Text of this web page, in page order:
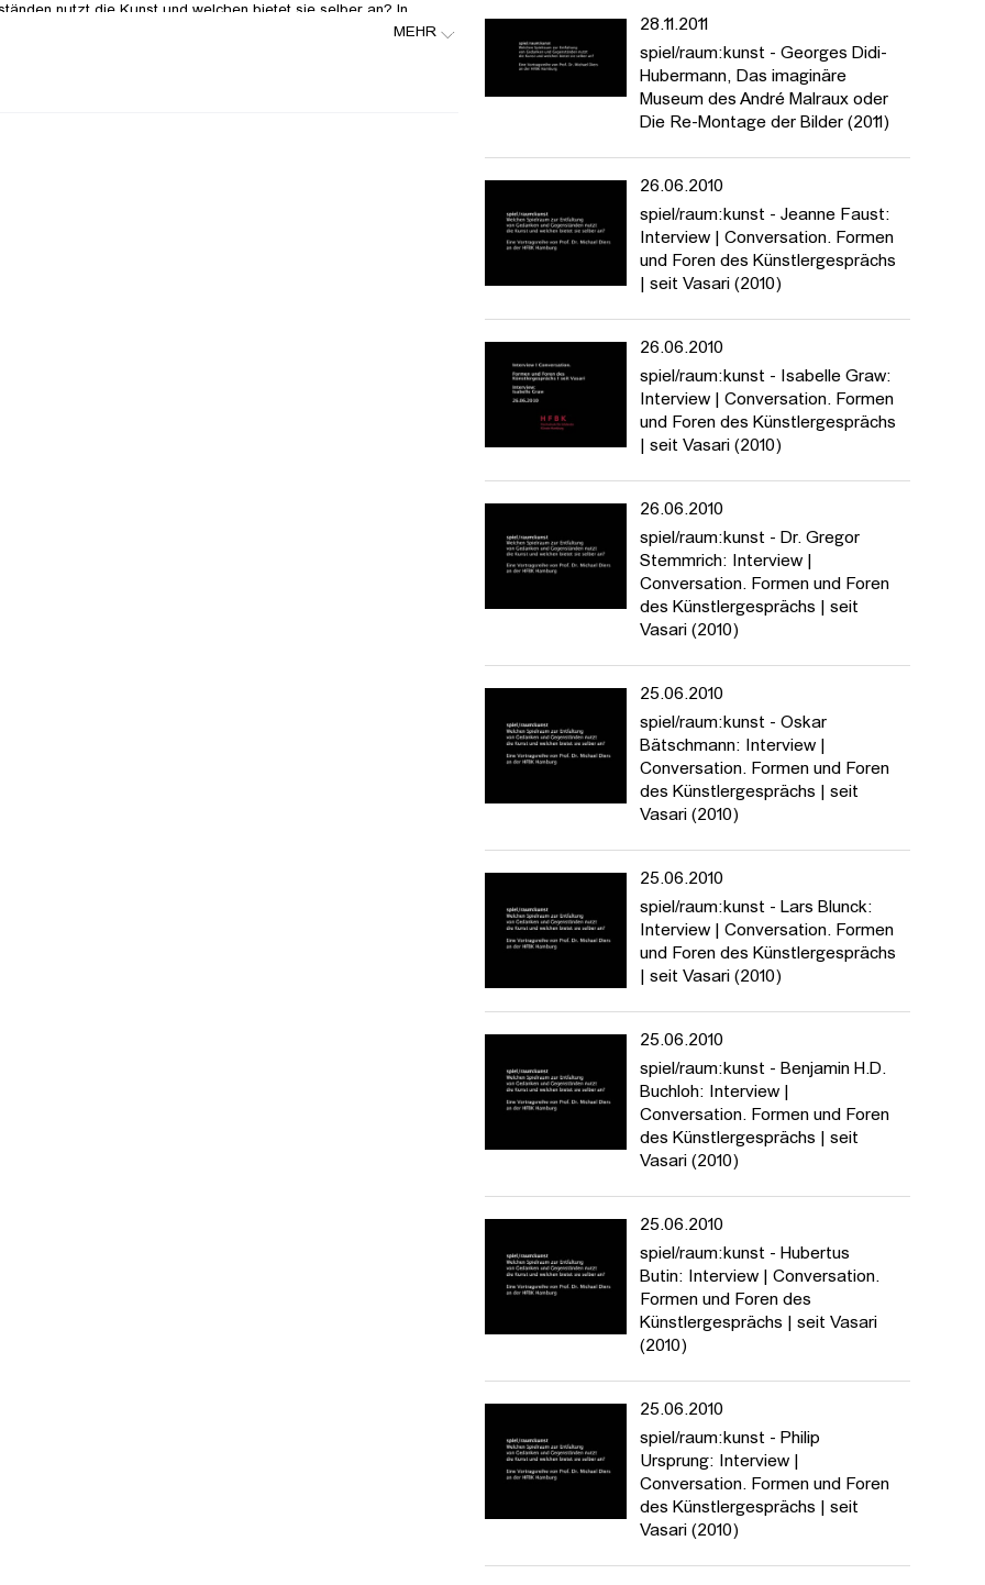
nutzt die Kunst und welchen bietet sie selber an? In
jene Möglichkeiten des Zusammenspiels ausloten, die aus
vor, die das Verhältnis von Kunst und Wissen/schaften
für Erkenntnis, künstlerische Arbeit und ästhetische
des Zusammenspiels ausloten, die aus der Koalition von
gegenwärtig abzeichnen.
historische und künstlerische Positionen vor, die das
sind drei bis vier Vorträge im Lauf des Semesters, zu denen
historischen und aktuellen Konstellationen und
Möglichkeiten und Chancen für Erkenntnis, künstlerische
MEHR
Videoplayer einzubetten.
und die komplette Serie mit dem Lecture2Go-Videoplayer einzubetten.
28.11.2011
spiel/raum:kunst - Georges Didi-
Hubermann, Das imaginäre
Museum des André Malraux oder
Die Re-Montage der Bilder (2011)
26.06.2010
spiel/raum:kunst - Jeanne Faust:
Interview | Conversation. Formen
und Foren des Künstlergesprächs
| seit Vasari (2010)
26.06.2010
spiel/raum:kunst - Isabelle Graw:
Interview | Conversation. Formen
und Foren des Künstlergesprächs
| seit Vasari (2010)
26.06.2010
spiel/raum:kunst - Dr. Gregor
Stemmrich: Interview |
Conversation. Formen und Foren
des Künstlergesprächs | seit
Vasari (2010)
25.06.2010
spiel/raum:kunst - Oskar
Bätschmann: Interview |
Conversation. Formen und Foren
des Künstlergesprächs | seit
Vasari (2010)
25.06.2010
spiel/raum:kunst - Lars Blunck:
Interview | Conversation. Formen
und Foren des Künstlergesprächs
| seit Vasari (2010)
25.06.2010
spiel/raum:kunst - Benjamin H.D.
Buchloh: Interview |
Conversation. Formen und Foren
des Künstlergesprächs | seit
Vasari (2010)
25.06.2010
spiel/raum:kunst - Hubertus
Butin: Interview | Conversation.
Formen und Foren des
Künstlergesprächs | seit Vasari
(2010)
25.06.2010
spiel/raum:kunst - Philip
Ursprung: Interview |
Conversation. Formen und Foren
des Künstlergesprächs | seit
Vasari (2010)